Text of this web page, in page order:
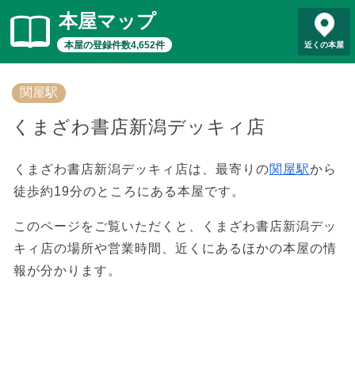
本屋マップ
本屋の登録件数4,652件 近くの本屋
関屋駅
くまざわ書店新潟デッキィ店
くまざわ書店新潟デッキィ店は、最寄りの関屋駅から
徒歩約19分のところにある本屋です。
このページをご覧いただくと、くまざわ書店新潟デッ
キィ店の場所や営業時間、近くにあるほかの本屋の情
報が分かります。